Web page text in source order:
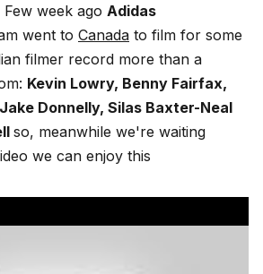
week ago Adidas
went to Canada to film for some
filmer record more than a
Kevin Lowry, Benny Fairfax,
Donnelly, Silas Baxter-Neal
so, meanwhile we're waiting
we can enjoy this